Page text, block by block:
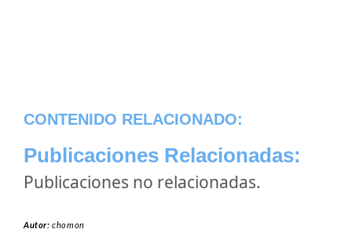
CONTENIDO RELACIONADO:
Publicaciones Relacionadas:
Publicaciones no relacionadas.
Autor:chomon